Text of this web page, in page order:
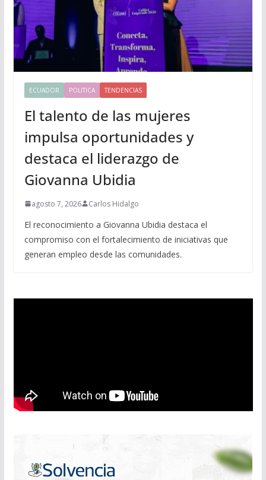
ECUADOR POLITICA TENDENCIAS
El talento de las mujeres
impulsa oportunidades y
destaca el liderazgo de
Giovanna Ubidia
agosto 7, 2026 Carlos Hidalgo
El reconocimiento a Giovanna Ubidia destaca el
compromiso con el fortalecimiento de iniciativas que
generan empleo desde las comunidades.